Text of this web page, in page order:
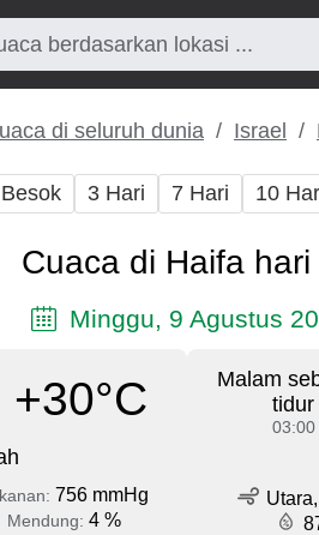
di seluruh dunia Israel
Besok 3 Hari 7 Hari 10
Cuaca di Haifa hari
Minggu, 9 Agustus
+30°C
756 mmHg
Mendung: 4 %
Malam
tidur
03:00